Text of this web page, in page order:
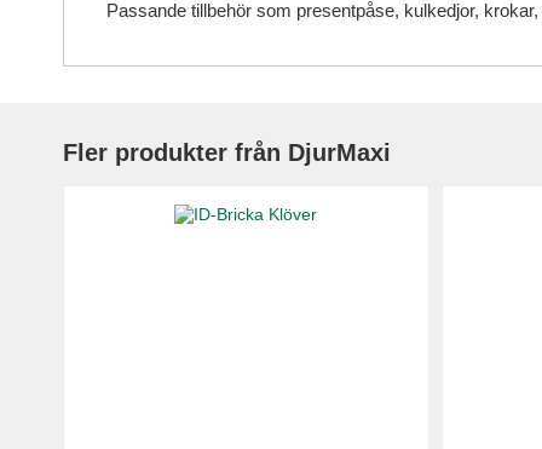
Passande tillbehör som presentpåse, kulkedjor,
Fler produkter från DjurMaxi